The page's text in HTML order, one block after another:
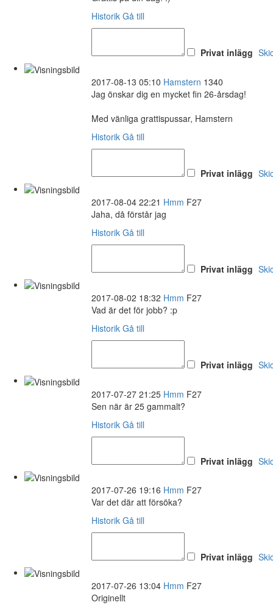
Historik Gå till
Privat inlägg
2017-08-13 05:10 Hamstern 1340
Jag önskar dig en mycket fin 26-årsdag!
Med vänliga grattispussar, Hamstern
Historik Gå till
Privat inlägg
2017-08-04 22:21 Hmm F27
Jaha, då förstår jag
Historik Gå till
Privat inlägg
2017-08-02 18:32 Hmm F27
Vad är det för jobb? :p
Historik Gå till
Privat inlägg
2017-07-27 21:25 Hmm F27
Sen när är 25 gammalt?
Historik Gå till
Privat inlägg
2017-07-26 19:16 Hmm F27
Var det där att försöka?
Historik Gå till
Privat inlägg
2017-07-26 13:04 Hmm F27
Originellt